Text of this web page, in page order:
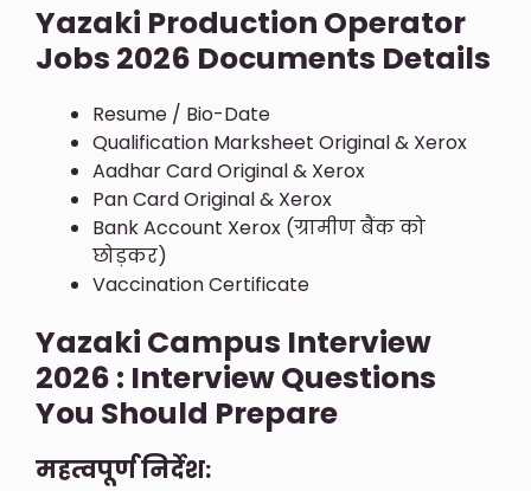
Yazaki Production Operator
Jobs 2026 Documents Details
Resume / Bio-Date
Qualification Marksheet Original & Xerox
Aadhar Card Original & Xerox
Pan Card Original & Xerox
Bank Account Xerox (ग्रामीण बैंक को
छोड़कर)
Vaccination Certificate
Yazaki Campus Interview
2026 : Interview Questions
You Should Prepare
महत्वपूर्ण निर्देश: